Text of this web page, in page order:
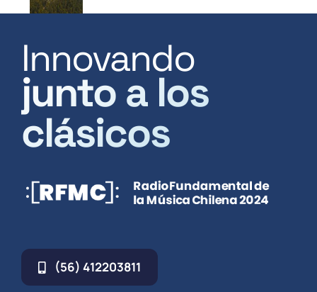
Innovando
junto a los
clásicos
(56) 412203811